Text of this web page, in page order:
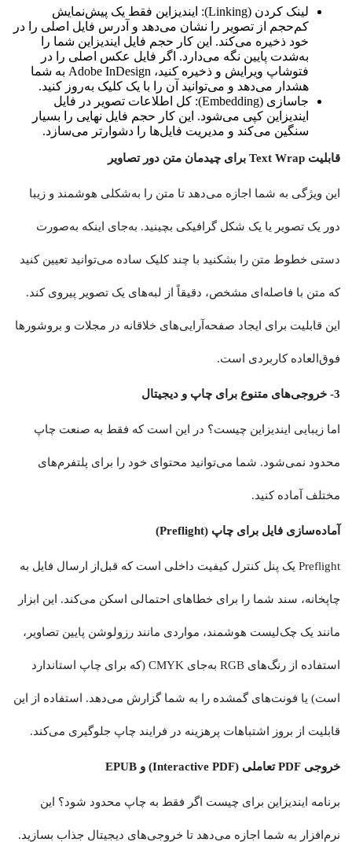
لینک کردن (Linking): ایندیزاین فقط یک پیش‌نمایش
کم‌حجم از تصویر را نشان می‌دهد و آدرس فایل اصلی را در
خود ذخیره می‌کند. این کار حجم فایل ایندیزاین شما را
به‌شدت پایین نگه می‌دارد. اگر فایل عکس اصلی را در
فتوشاپ ویرایش و ذخیره کنید، Adobe InDesign به شما
هشدار می‌دهد و می‌توانید آن را با یک کلیک به‌روز کنید.
جاسازی (Embedding): کل اطلاعات تصویر در فایل
ایندیزاین کپی می‌شود. این کار حجم فایل نهایی را بسیار
سنگین می‌کند و مدیریت فایل‌ها را دشوارتر می‌سازد.
قابلیت Text Wrap برای چیدمان متن دور تصاویر
این ویژگی به شما اجازه می‌دهد تا متن را به‌شکلی هوشمند و زیبا
دور یک تصویر یا یک شکل گرافیکی بچینید. به‌جای اینکه به‌صورت
دستی خطوط متن را بشکنید با چند کلیک ساده می‌توانید تعیین کنید
که متن با فاصله‌ای مشخص، دقیقاً از لبه‌های یک تصویر پیروی کند.
این قابلیت برای ایجاد صفحه‌آرایی‌های خلاقانه در مجلات و بروشورها
فوق‌العاده کاربردی است.
3- خروجی‌های متنوع برای چاپ و دیجیتال
اما زیبایی ایندیزاین چیست؟ در این است که فقط به صنعت چاپ
محدود نمی‌شود. شما می‌توانید محتوای خود را برای پلتفرم‌های
مختلف آماده کنید.
آماده‌سازی فایل برای چاپ (Preflight)
Preflight یک پنل کنترل کیفیت داخلی است که قبل‌از ارسال فایل به
چاپخانه، سند شما را برای خطاهای احتمالی اسکن می‌کند. این ابزار
مانند یک چک‌لیست هوشمند، مواردی مانند رزولوشن پایین تصاویر،
استفاده از رنگ‌های RGB به‌جای CMYK (که برای چاپ استاندارد
است) یا فونت‌های گمشده را به شما گزارش می‌دهد. استفاده از این
قابلیت از بروز اشتباهات پرهزینه در فرایند چاپ جلوگیری می‌کند.
خروجی PDF تعاملی (Interactive PDF) و EPUB
برنامه ایندیزاین برای چیست اگر فقط به چاپ محدود شود؟ این
نرم‌افزار به شما اجازه می‌دهد تا خروجی‌های دیجیتال جذاب بسازید.